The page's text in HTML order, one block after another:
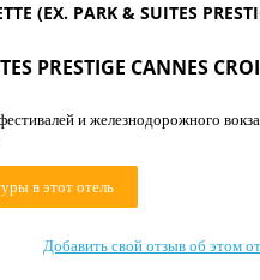
(EX. PARK & SUITES
PRESTIGE CANNES
и железнодорожного
в этот отель
Добавить свой отзыв об этом